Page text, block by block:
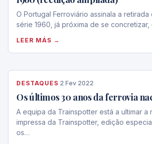
O Portugal Ferroviário assinala a
série 1960, já próxima de se concretizar,
LEER MÁS →
DESTAQUES·2 Fev 2022
Os últimos 30 anos da ferrovia
A equipa da Trainspotter está a ultimar a
impressa da Trainspotter, edição
os…